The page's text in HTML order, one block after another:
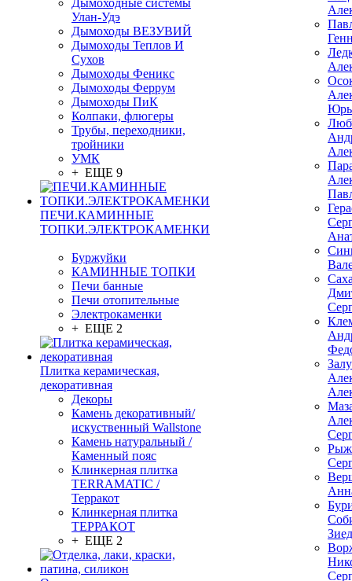
Дымоходные системы
Улан-Удэ
Дымоходы ВЕЗУВИЙ
Дымоходы Теплов И
Сухов
Дымоходы Феникс
Дымоходы Феррум
Дымоходы ПиК
Колпаки, флюгеры
Трубы, переходники,
тройники
УМК
+ ЕЩЕ 9
ПЕЧИ.КАМИННЫЕ
ТОПКИ.ЭЛЕКТРОКАМЕНКИ
Буржуйки
КАМИННЫЕ ТОПКИ
Печи банные
Печи отопительные
Электрокаменки
+ ЕЩЕ 2
Плитка керамическая,
декоративная
Декоры
Камень декоративный/
искуственный Wallstone
Камень натуральный /
Каменный пояс
Клинкерная плитка
TERRAMATIC /
Терракот
Клинкерная плитка
ТЕРРАКОТ
+ ЕЩЕ 2